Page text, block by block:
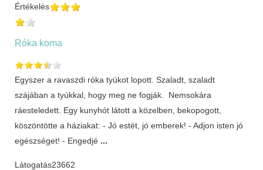
Értékelés
Róka koma
Egyszer a ravaszdi róka tyúkot lopott. Szaladt, szaladt
szájában a tyúkkal, hogy meg ne fogják. Nemsokára
ráesteledett. Egy kunyhót látott a közelben, bekopogott,
köszöntötte a háziakat: - Jó estét, jó emberek! - Adjon isten jó
egészséget! - Engedjé ...
Látogatás23662